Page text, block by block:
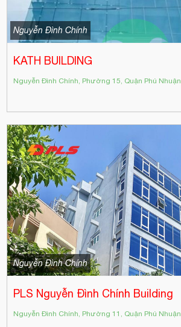
Nguyễn Đình Chính
KATH BUILDING
Nguyễn Đình Chính, Phường 15, Quận Phú Nhuận
Nguyễn Đình Chính
PLS Nguyễn Đình Chính Building
Nguyễn Đình Chính, Phường 11, Quận Phú Nhuận